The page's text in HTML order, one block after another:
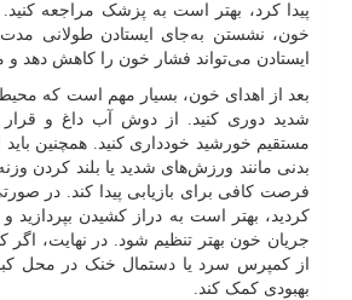
پیدا کرد، بهتر است به پزشک مراجعه
خون، نشستن به‌جای ایستادن طولانی مدت
ایستادن می‌تواند فشار خون را کاهش دهد
بعد از اهدای خون، بسیار مهم است که
شدید دوری کنید. از دوش آب داغ و
مستقیم خورشید خودداری کنید. همچنین باید
بدنی مانند ورزش‌های شدید یا بلند کردن
فرصت کافی برای بازیابی پیدا کند. در
کردید، بهتر است به دراز کشیدن بپردازید و
جریان خون بهتر تنظیم شود. در نهایت، اگر
از کمپرس سرد یا دستمال خنک در محل
بهبودی کمک کند.